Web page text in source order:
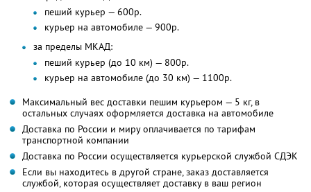
пеший курьер — 600р.
курьер на автомобиле — 900р.
за пределы МКАД:
пеший курьер (до 10 км) — 800р.
курьер на автомобиле (до 30 км) — 1100р.
Максимальный вес доставки пешим курьером — 5 кг, в
остальных случаях оформляется доставка на автомобиле
Доставка по России и миру оплачивается по тарифам
транспортной компании
Доставка по России осуществляется курьерской службой СДЭК
Если вы находитесь в другой стране, заказ доставляется
службой, которая осуществляет доставку в ваш регион